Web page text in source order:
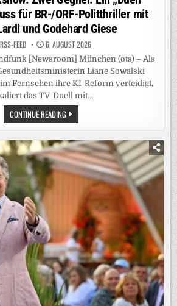
für BR-/ORF-Politthriller mit
und Godehard Giese
RSS-FEED 6. AUGUST 2026
[Newsroom] München (ots) – Als
Liane Sowalski
Fernsehen ihre KI-Reform verteidigt,
das TV-Duell mit…
CONTINUE READINGEINE
LIVE-
TALKSHOW.
ZWEI
GEGNER.
EIN
„DUELL“
(AT):
DREHSCHLUSS
BR-/ORF-
POLITTHRILLER
URSINA
LARDI
UND
GODEHARD
GIESE